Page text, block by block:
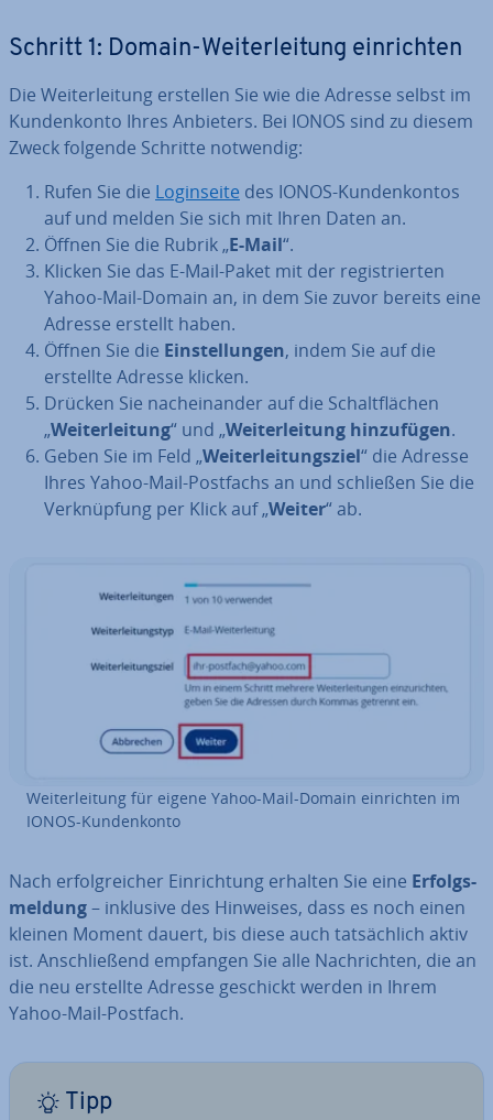
Schritt 1: Domain-Wei­ter­lei­tung ein­rich­ten
Die Wei­ter­lei­tung erstellen Sie wie die Adresse selbst im
Kun­den­kon­to Ihres Anbieters. Bei IONOS sind zu diesem
Zweck folgende Schritte notwendig:
Rufen Sie die Log­in­sei­te des IONOS-Kun­den­kon­tos
auf und melden Sie sich mit Ihren Daten an.
Öffnen Sie die Rubrik „E-Mail“.
Klicken Sie das E-Mail-Paket mit der re­gis­trier­ten
Yahoo-Mail-Domain an, in dem Sie zuvor bereits eine
Adresse erstellt haben.
Öffnen Sie die Ein­stel­lun­gen, indem Sie auf die
erstellte Adresse klicken.
Drücken Sie nach­ein­an­der auf die Schalt­flä­chen
„Wei­ter­lei­tung“ und „Wei­ter­lei­tung hin­zu­fü­gen.
Geben Sie im Feld „Wei­ter­lei­tungs­ziel“ die Adresse
Ihres Yahoo-Mail-Postfachs an und schließen Sie die
Ver­knüp­fung per Klick auf „Weiter“ ab.
Wei­ter­lei­tung für eigene Yahoo-Mail-Domain ein­rich­ten im
IONOS-Kun­den­kon­to
Nach er­folg­rei­cher Ein­rich­tung erhalten Sie eine Er­folgs­
mel­dung– inklusive des Hinweises, dass es noch einen
kleinen Moment dauert, bis diese auch tat­säch­lich aktiv
ist. An­schlie­ßend empfangen Sie alle Nach­rich­ten, die an
die neu erstellte Adresse geschickt werden in Ihrem
Yahoo-Mail-Postfach.
Tipp